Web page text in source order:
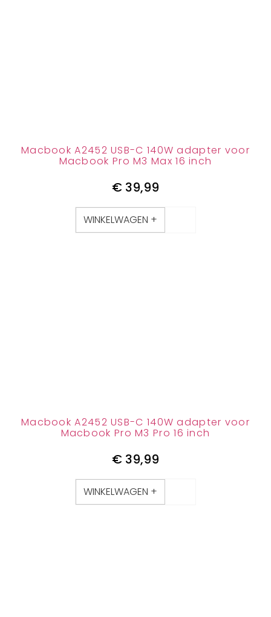
Macbook A2452 USB-C 140W adapter voor
Macbook Pro M3 Max 16 inch
€ 39,99
WINKELWAGEN +
Macbook A2452 USB-C 140W adapter voor
Macbook Pro M3 Pro 16 inch
€ 39,99
WINKELWAGEN +